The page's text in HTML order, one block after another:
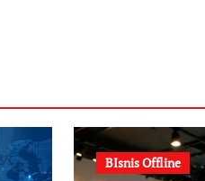
BIsnis Offline